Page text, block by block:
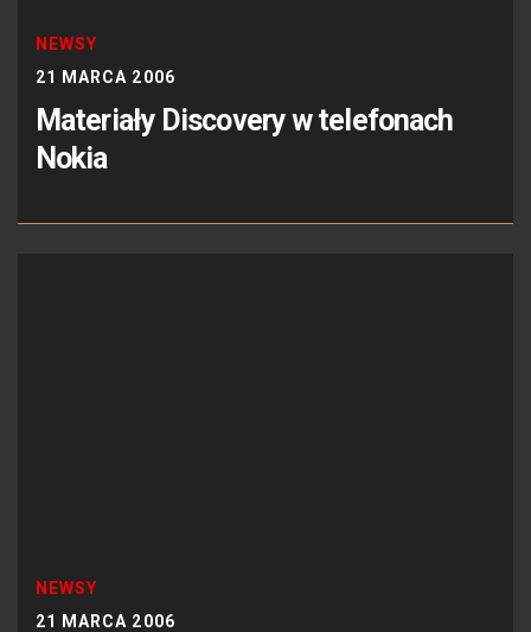
NEWSY
21 MARCA 2006
Materiały Discovery w telefonach
Nokia
NEWSY
21 MARCA 2006